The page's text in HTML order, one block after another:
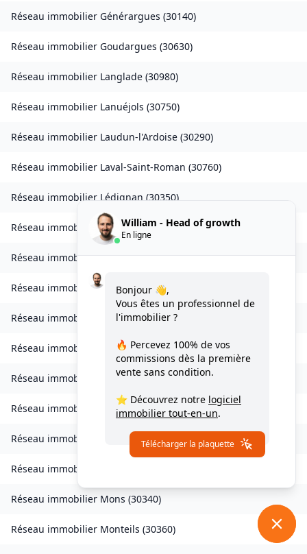
Réseau immobilier Générargues (30140)
Réseau immobilier Goudargues (30630)
Réseau immobilier Langlade (30980)
Réseau immobilier Lanuéjols (30750)
Réseau immobilier Laudun-l'Ardoise (30290)
Réseau immobilier Laval-Saint-Roman (30760)
Réseau immobilier Lédignan (30350)
Réseau immobilierLézan(30350 )
Réseau immobilierLirac(30126)
Réseau immobilierLogrian-Florian
Réseau immobilier Les Mages(30960
Réseau immobilier Malons-et-Elze( 30450 )
Réseau immobilier Mauressargues(30350)
Réseau immobilier Méjannes-le-Clap(30430)
Réseau immobilier Meyrannes( 30410
Réseau immobilier
Réseau immobilier Mons (30340)
Réseau immobilier Monteils (30360)
William - Head of growth
En ligne
Bonjour 👋,
Vous êtes un professionnel de
l'immobilier ?
🔥 Percevez 100% de vos
commissions dès la première
vente sans condition.
⭐ Découvrez notre logiciel
immobilier tout-en-un.
Télécharger la plaquette